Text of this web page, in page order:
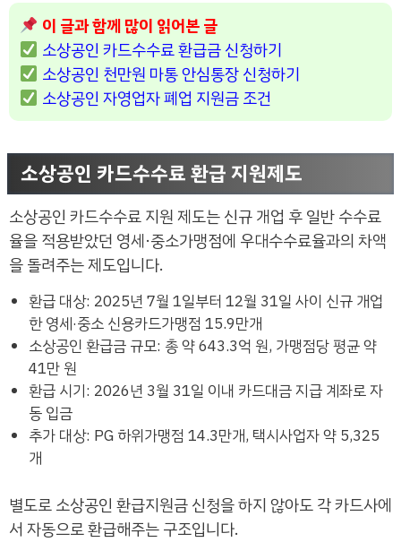
이 글과 함께 많이 읽어본 글
소상공인 카드수수료 환급금 신청하기
소상공인 천만원 마통 안심통장 신청하기
소상공인 자영업자 폐업 지원금 조건
소상공인 카드수수료 환급 지원제도
소상공인 카드수수료 지원 제도는 신규 개업 후 일반 수수료
율을 적용받았던 영세·중소가맹점에 우대수수료율과의 차액
을 돌려주는 제도입니다.
환급 대상: 2025년 7월 1일부터 12월 31일 사이 신규 개업
한 영세·중소 신용카드가맹점 15.9만개
소상공인 환급금 규모: 총 약 643.3억 원, 가맹점당 평균 약
41만 원
환급 시기: 2026년 3월 31일 이내 카드대금 지급 계좌로 자
동 입금
추가 대상: PG 하위가맹점 14.3만개, 택시사업자 약 5,325
개
별도로 소상공인 환급지원금 신청을 하지 않아도 각 카드사에
서 자동으로 환급해주는 구조입니다.